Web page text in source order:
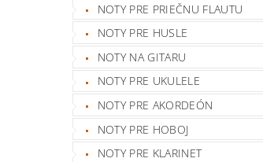
NOTY PRE PRIEČNU FLAUTU
NOTY PRE HUSLE
NOTY NA GITARU
NOTY PRE UKULELE
NOTY PRE AKORDEÓN
NOTY PRE HOBOJ
NOTY PRE KLARINET